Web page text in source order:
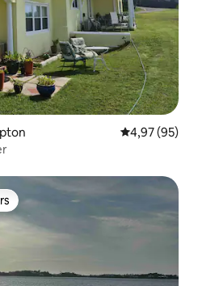
Évaluation
4,97 (95)
plus appréciés